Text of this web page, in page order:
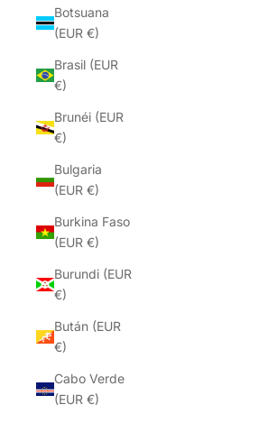
Botsuana
(EUR €)
Brasil (EUR
€)
Brunéi (EUR
€)
Bulgaria
(EUR €)
Burkina Faso
(EUR €)
Burundi (EUR
€)
Bután (EUR
€)
Cabo Verde
(EUR €)